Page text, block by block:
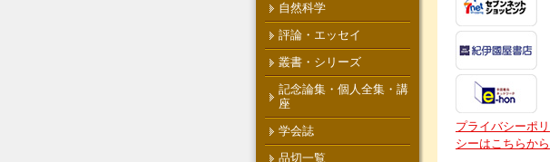
プライバシーポリ
シーはこちらから
自然科学
評論・エッセイ
叢書・シリーズ
記念論集・個人全集・講
座
学会誌
品切一覧